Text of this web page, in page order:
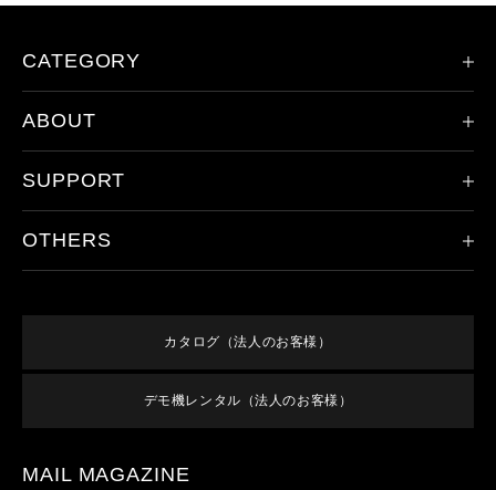
CATEGORY
限定モデル
その他のライト
アクセサリ
ABOUT
会社概要
SUPPORT
製品登録
オンラインショップご利用案内
OTHERS
利用規約
特定商取引法に基づく表記
カタログ（法人のお客様）
デモ機レンタル（法人のお客様）
MAIL MAGAZINE